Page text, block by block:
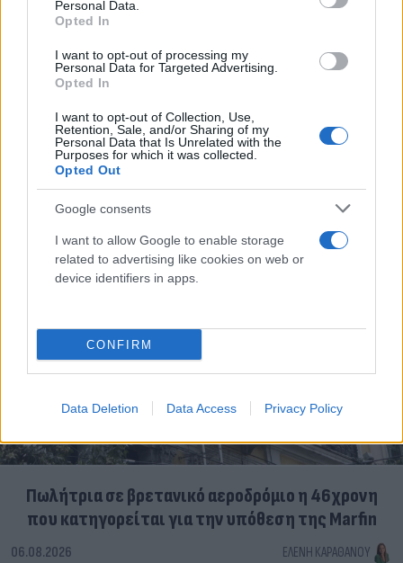
Personal Data.
Opted In
I want to opt-out of processing my
Personal Data for Targeted Advertising.
Opted In
I want to opt-out of Collection, Use,
Retention, Sale, and/or Sharing of my
Personal Data that Is Unrelated with the
Purposes for which it was collected.
Opted Out
Google consents
I want to allow Google to enable storage
related to advertising like cookies on web or
device identifiers in apps.
CONFIRM
Data Deletion Data Access Privacy Policy
06.08.2026
Πωλήτρια σε βρετανικό αεροδρόμιο η 46χρονη
που κατηγορείται για την υπόθεση της Marfin
06.08.2026 ΕΛΈΝΗ ΚΑΡΑΘΆΝΟΥ